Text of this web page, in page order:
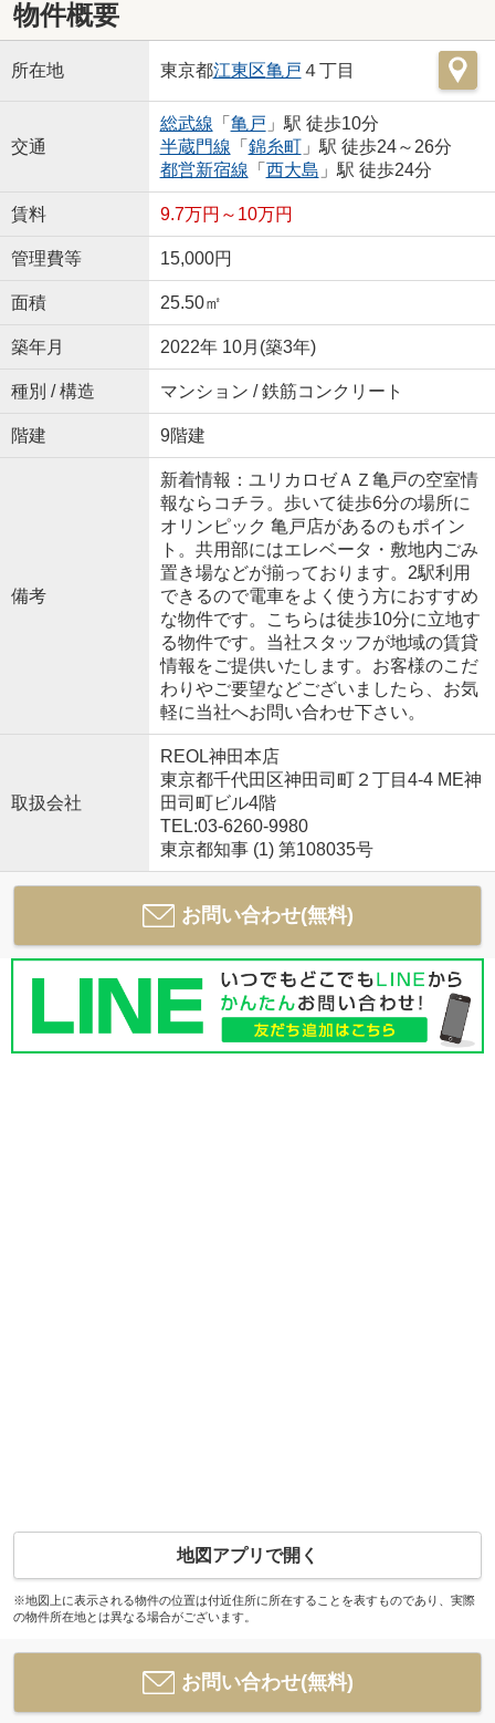
物件概要
所在地 東京都江東区亀戸 ４丁目
交通
総武線 「 亀戸 」駅 徒歩10分
半蔵門線 「 錦糸町」駅 徒歩24～26分
都営新宿線 「 西大島 」駅 徒歩24分
賃料 9.7万円～10万円
管理費等 15,000円
面積 25.50㎡
築年月 2022年 10月(築3年)
種別 / 構造 マンション / 鉄筋コンクリート
階建 9階建
備考
新着情報：ユリカロゼＡＺ亀戸の空室情
報ならコチラ。歩いて徒歩6分の場所に
オリンピック 亀戸店があるのもポイン
ト。共用部にはエレベータ・敷地内ごみ
置き場などが揃っております。2駅利用
できるので電車をよく使う方におすすめ
な物件です。こちらは徒歩10分に立地す
る物件です。当社スタッフが地域の賃貸
情報をご提供いたします。お客様のこだ
わりやご要望などございましたら、お気
軽に当社へお問い合わせ下さい。
取扱会社
REOL神田本店
東京都千代田区神田司町２丁目4-4 ME神
田司町ビル4階
TEL:03-6260-9980
東京都知事 (1) 第108035号
お問い合わせ(無料)
地図アプリで開く
※地図上に表示される物件の位置は付近住所に所在することを表すものであり、実際
の物件所在地とは異なる場合がございます。
お問い合わせ(無料)